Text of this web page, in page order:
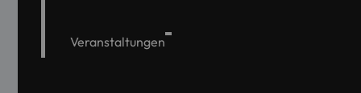
Veranstaltungen